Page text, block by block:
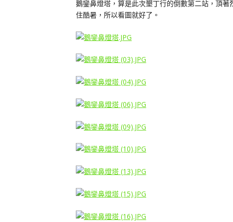
鵝鑾鼻燈塔，算是此次墾丁行的倒數第二站，頂
住酷暑，所以看圖就好了。